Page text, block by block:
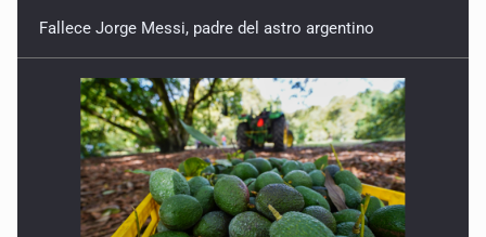
Fallece Jorge Messi, padre del astro argentino